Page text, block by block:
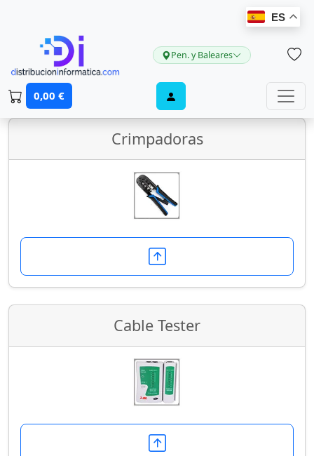
ES
Pen. y Baleares
0,00 € Herramientas
Crimpadoras
Cable Tester